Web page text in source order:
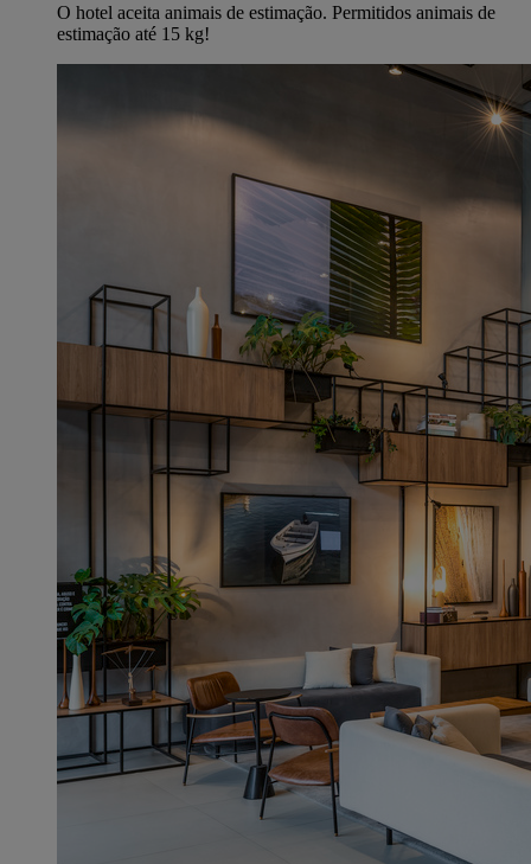
O hotel aceita animais de estimação. Permitidos animais de
estimação até 15 kg!